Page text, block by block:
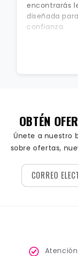
encontrarás
diseñada
confianza.
Descubre
lencería y
realzar tu
OBTÉN
Únete a nuestro
sobre ofertas,
CORREO